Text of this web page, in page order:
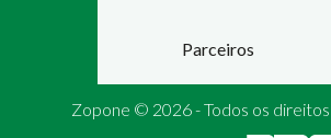
Parceiros
Zopone © 2026 - Todos os